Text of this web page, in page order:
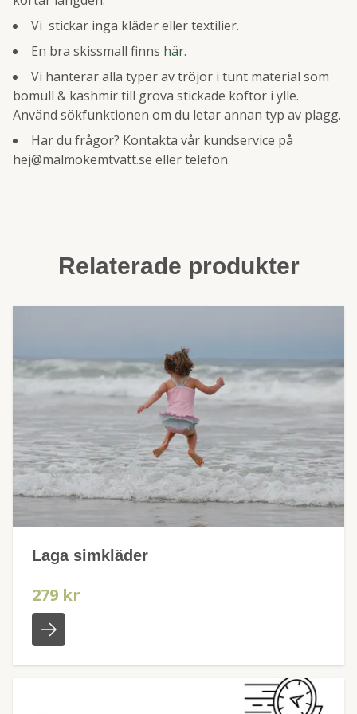
Vi stickar inga kläder eller textilier.
En bra skissmall finns här.
Vi hanterar alla typer av tröjor i tunt material som
bomull & kashmir till grova stickade koftor i ylle.
Använd sökfunktionen om du letar annan typ av plagg.
Har du frågor? Kontakta vår kundservice på
hej@malmokemtvatt.se eller telefon.
Relaterade produkter
Laga simkläder
279 kr